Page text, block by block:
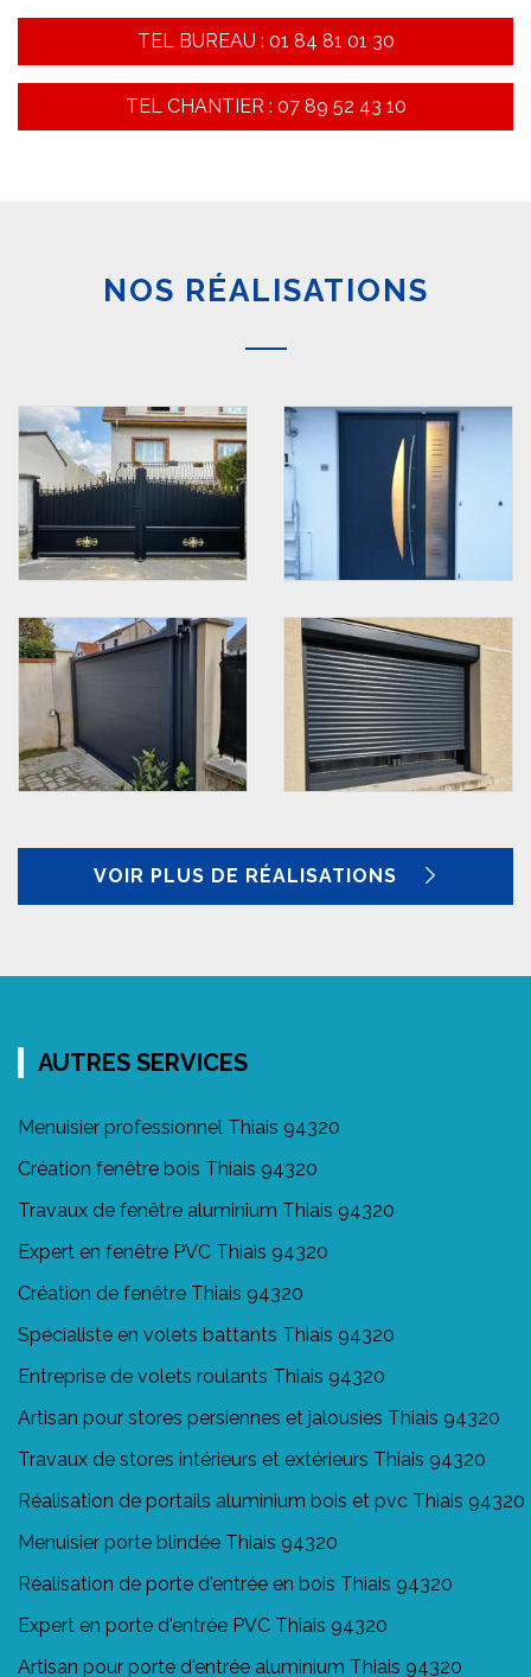
TEL BUREAU : 01 84 81 01 30
TEL CHANTIER : 07 89 52 43 10
NOS RÉALISATIONS
VOIR PLUS DE RÉALISATIONS
AUTRES SERVICES
Menuisier professionnel Thiais 94320
Création fenêtre bois Thiais 94320
Travaux de fenêtre aluminium Thiais 94320
Expert en fenêtre PVC Thiais 94320
Création de fenêtre Thiais 94320
Spécialiste en volets battants Thiais 94320
Entreprise de volets roulants Thiais 94320
Artisan pour stores persiennes et jalousies Thiais 94320
Travaux de stores intérieurs et extérieurs Thiais 94320
Réalisation de portails aluminium bois et pvc Thiais 94320
Menuisier porte blindée Thiais 94320
Réalisation de porte d'entrée en bois Thiais 94320
Expert en porte d'entrée PVC Thiais 94320
Artisan pour porte d'entrée aluminium Thiais 94320